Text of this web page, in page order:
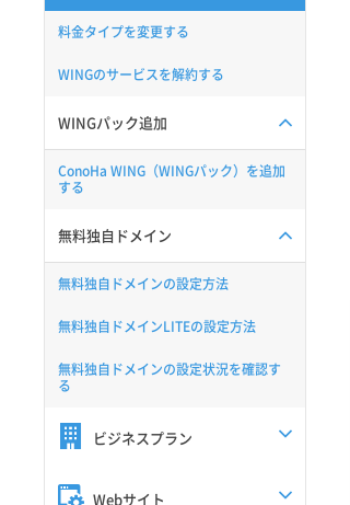
料金タイプを変更する
WINGのサービスを解約する
WINGパック追加
ConoHa WING（WINGパック）を追加
する
無料独自ドメイン
無料独自ドメインの設定方法
無料独自ドメインLITEの設定方法
無料独自ドメインの設定状況を確認す
る
ビジネスプラン
Webサイト